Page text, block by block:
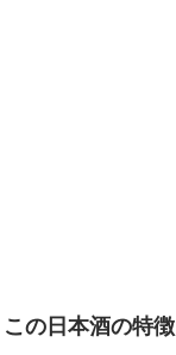
この日本酒の特徴